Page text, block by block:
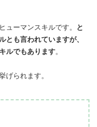
ューマンスキルです。
と
とも言われていますが、
ルでもあります。
げられます。